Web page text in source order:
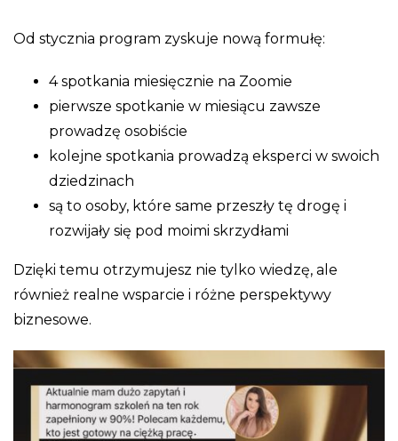
Od stycznia program zyskuje nową formułę:
4 spotkania miesięcznie na Zoomie
pierwsze spotkanie w miesiącu zawsze
prowadzę osobiście
kolejne spotkania prowadzą eksperci w swoich
dziedzinach
są to osoby, które same przeszły tę drogę i
rozwijały się pod moimi skrzydłami
Dzięki temu otrzymujesz nie tylko wiedzę, ale
również realne wsparcie i różne perspektywy
biznesowe.